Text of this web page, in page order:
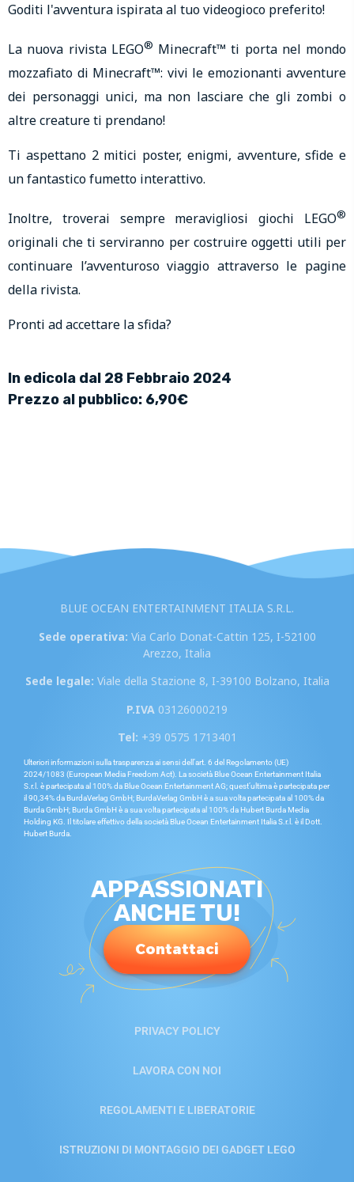
Goditi l'avventura ispirata al tuo videogioco preferito!
La nuova rivista LEGO® Minecraft™ ti porta nel mondo
mozzafiato di Minecraft™: vivi le emozionanti avventure
dei personaggi unici, ma non lasciare che gli zombi o
altre creature ti prendano!
Ti aspettano 2 mitici poster, enigmi, avventure, sfide e
un fantastico fumetto interattivo.
Inoltre, troverai sempre meravigliosi giochi LEGO®
originali che ti serviranno per costruire oggetti utili per
continuare l’avventuroso viaggio attraverso le pagine
della rivista.
Pronti ad accettare la sfida?
In edicola dal 28 Febbraio 2024
Prezzo al pubblico: 6,90€
BLUE OCEAN ENTERTAINMENT ITALIA S.R.L.
Sede operativa: Via Carlo Donat-Cattin 125, I-52100
Arezzo, Italia
Sede legale: Viale della Stazione 8, I-39100 Bolzano, Italia
P.IVA 03126000219
Tel: +39 0575 1713401
Ulteriori informazioni sulla trasparenza ai sensi dell’art. 6 del Regolamento (UE)
2024/1083 (European Media Freedom Act). La società Blue Ocean Entertainment Italia
S.r.l. è partecipata al 100% da Blue Ocean Entertainment AG; quest’ultima è partecipata per
il 90,34% da BurdaVerlag GmbH; BurdaVerlag GmbH è a sua volta partecipata al 100% da
Burda GmbH; Burda GmbH è a sua volta partecipata al 100% da Hubert Burda Media
Holding KG. Il titolare effettivo della società Blue Ocean Entertainment Italia S.r.l. è il Dott.
Hubert Burda.
APPASSIONATI
ANCHE TU!
Contattaci
PRIVACY POLICY
LAVORA CON NOI
REGOLAMENTI E LIBERATORIE
ISTRUZIONI DI MONTAGGIO DEI GADGET LEGO